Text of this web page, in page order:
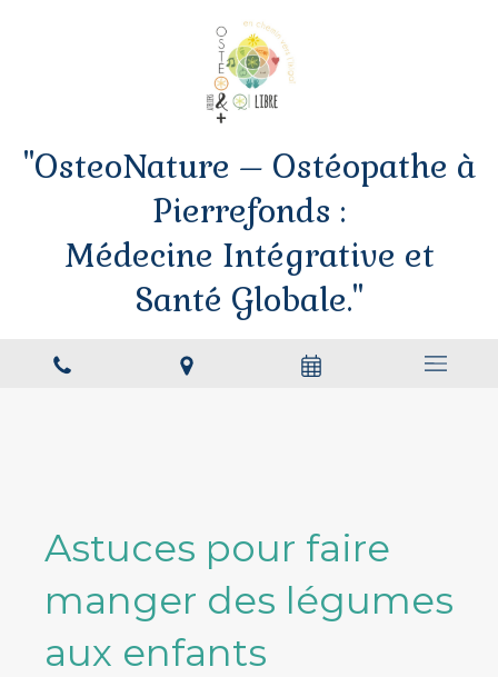
"OsteoNature – Ostéopathe à
Pierrefonds :
Médecine Intégrative et
Santé Globale."
Astuces pour faire
manger des légumes
aux enfants